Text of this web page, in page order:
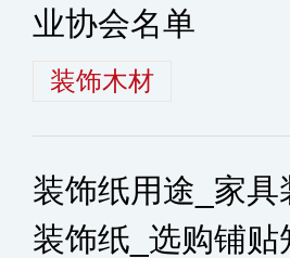
业协会名单
装饰木材
装饰纸用途_家
装饰纸_选购铺贴